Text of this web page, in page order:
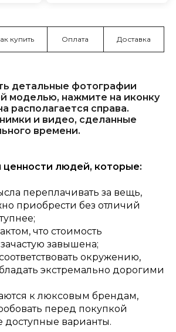
купить Оплата Доставка
детальные фотографии
моделью, нажмите на иконку
располагается справа.
и видео, сделанные
времени.
людей, которые:
переплачивать за вещь,
приобрести без отличий
что стоимость
завышена;
окружению,
экстремально дорогими
к люксовым брендам,
перед покупкой
доступные варианты.